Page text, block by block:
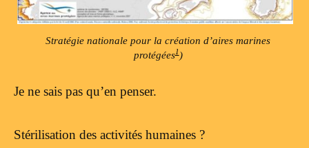
Stratégie nationale pour la création d’aires marines
protégées1)
Je ne sais pas qu’en penser.
Stérilisation des activités humaines ?